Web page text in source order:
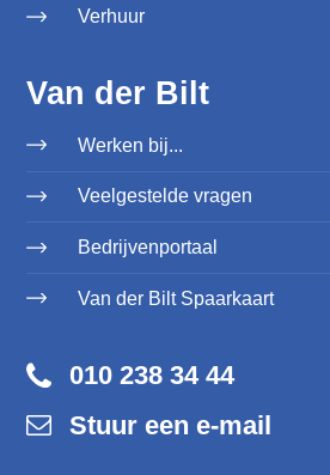
Verhuur
Van der Bilt
Werken bij...
Veelgestelde vragen
Bedrijvenportaal
Van der Bilt Spaarkaart
010 238 34 44
Stuur een e-mail